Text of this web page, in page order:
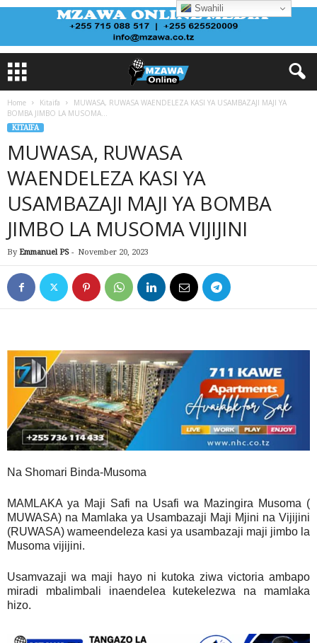
Home Kitaifa
MUWASA, RUWASA WAENDELEZA KASI YA USAMBAZAJI MAJI YA
BOMBA JIMBO LA MUSOMA...
KITAIFA
MUWASA, RUWASA
WAENDELEZA KASI YA
USAMBAZAJI MAJI YA BOMBA
JIMBO LA MUSOMA VIJIJINI
By Emmanuel PS - November 20, 2023
Na Shomari Binda-Musoma
MAMLAKA ya Maji Safi na Usafi wa Mazingira Musoma (
MUWASA) na Mamlaka ya Usambazaji Maji Mjini na Vijijini
(RUWASA) wameendeleza kasi ya usambazaji maji jimbo la
Musoma vijijini.
Usamvazaji wa maji hayo ni kutoka ziwa victoria ambapo
miradi mbalimbali inaendelea kutekelezwa na mamlaka
hizo.
Swahili